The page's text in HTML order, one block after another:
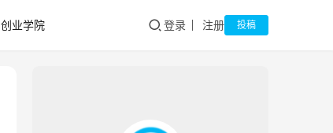
创业学院 登录 注册 投稿